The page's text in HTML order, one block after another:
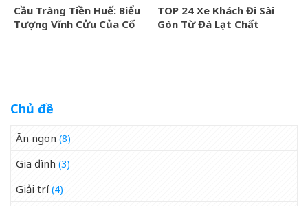
Cầu Tràng Tiền Huế: Biểu
Tượng Vĩnh Cửu Của Cố
TOP 24 Xe Khách Đi Sài
Gòn Từ Đà Lạt Chất
Chủ đề
Ăn ngon (8)
Gia đình (3)
Giải trí(4)